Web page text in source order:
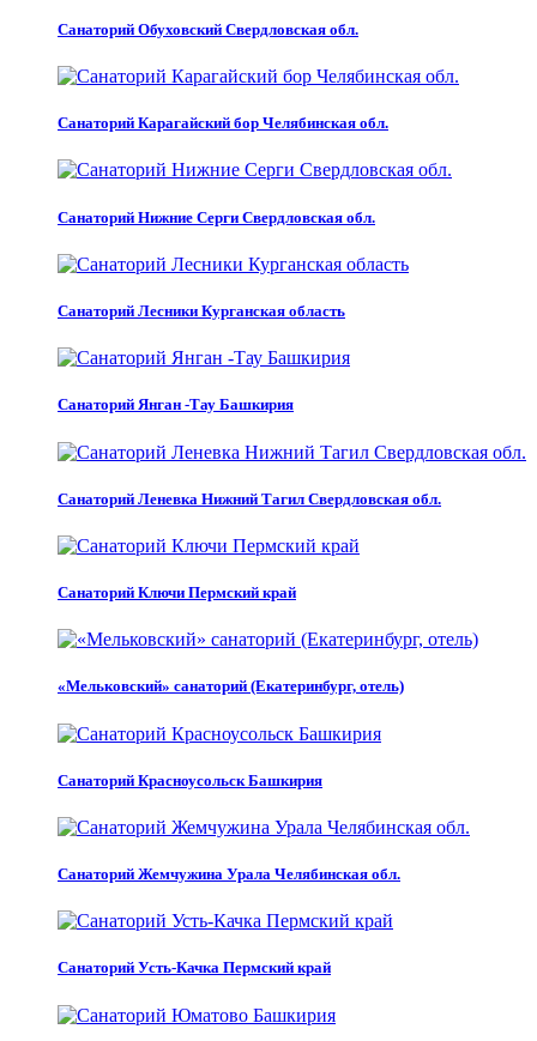
Санаторий Обуховский Свердловская обл.
Санаторий Карагайский бор Челябинская обл.
Санаторий Нижние Серги Свердловская обл.
Санаторий Лесники Курганская область
Санаторий Янган -Тау Башкирия
Санаторий Леневка Нижний Тагил Свердловская обл.
Санаторий Ключи Пермский край
«Мельковский» санаторий (Екатеринбург, отель)
Санаторий Красноусольск Башкирия
Санаторий Жемчужина Урала Челябинская обл.
Санаторий Усть-Качка Пермский край